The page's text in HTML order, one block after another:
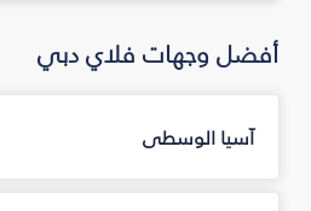
أفضل وجهات فلاي دبي
آسيا الوسطى